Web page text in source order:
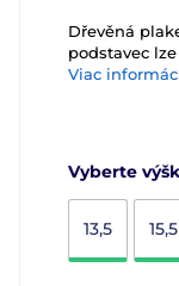
Dřevěná
podstavec
Viac
Vyberte
13,5 15,5